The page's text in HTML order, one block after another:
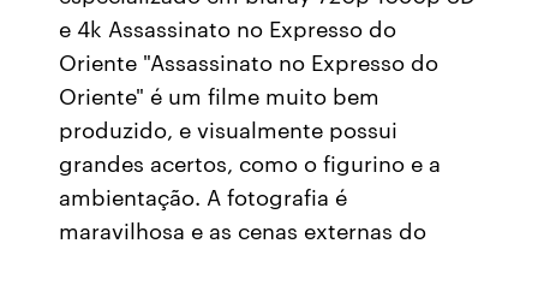
e 4k Assassinato no Expresso do
Oriente "Assassinato no Expresso do
Oriente" é um filme muito bem
produzido, e visualmente possui
grandes acertos, como o figurino e a
ambientação. A fotografia é
maravilhosa e as cenas externas do